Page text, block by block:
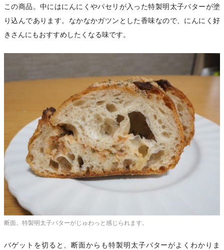
この商品。中にはにんにくやパセリが入った特製明太子バターが塗
り込んであります。なかなかガツンとした香味なので、にんにく好
きさんにもおすすめしたくなる味です。
断面。特製明太子バターがじゅわっと感じられます。
バゲットを切ると、断面からも特製明太子バターがよくわかりま